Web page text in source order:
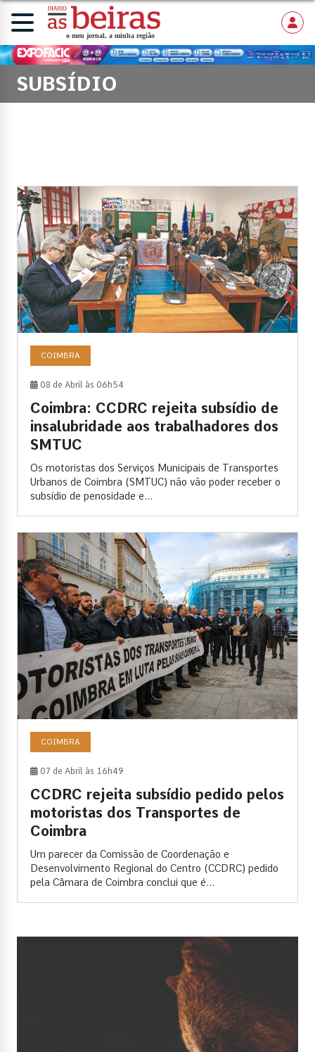
SUBSÍDIO
COIMBRA
08 de Abril às 06h54
Coimbra: CCDRC rejeita subsídio de
insalubridade aos trabalhadores dos
SMTUC
Os motoristas dos Serviços Municipais de Transportes
Urbanos de Coimbra (SMTUC) não vão poder receber o
subsídio de penosidade e...
COIMBRA
07 de Abril às 16h49
CCDRC rejeita subsídio pedido pelos
motoristas dos Transportes de
Coimbra
Um parecer da Comissão de Coordenação e
Desenvolvimento Regional do Centro (CCDRC) pedido
pela Câmara de Coimbra conclui que é...